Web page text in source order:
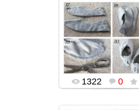
02.02.2016
popularsge
1322 0